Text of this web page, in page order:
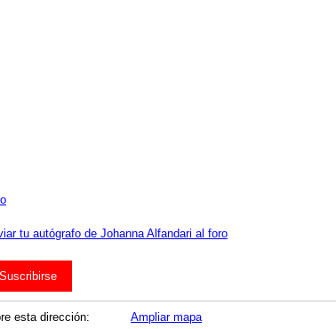
tu autógrafo de Johanna Alfandari al foro
Suscribirse
esta dirección:
Ampliar mapa